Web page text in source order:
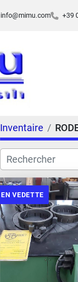
info@mimu.com +39
Inventaire
EN VEDETTE